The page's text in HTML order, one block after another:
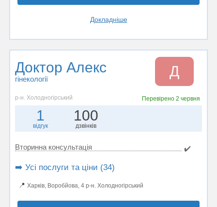
Докладніше
Доктор Алекс
гінекології Д
р-н. Холодногірський Перевірено 2 червня
1
відгук
100
дзвінків
Вторинна консультація ✔️
➡️ Усі послуги та ціни (34)
📍 Харків, Воробйова, 4 р-н. Холодногірський